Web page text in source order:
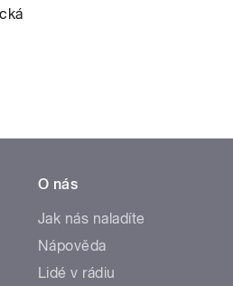
O nás
Jak nás naladíte
Nápověda
Lidé v rádiu